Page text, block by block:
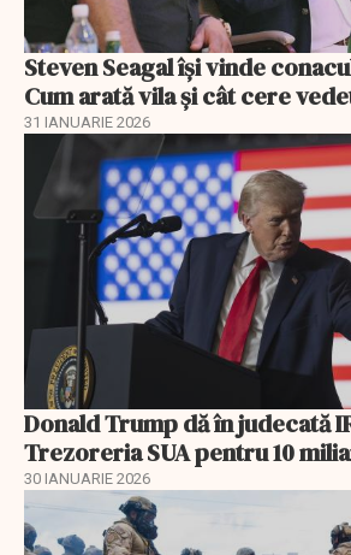
Steven Seagal își vinde
Cum arată vila și cât cere
31 IANUARIE 2026
Donald Trump dă în judecată
Trezoreria SUA pentru 10
30 IANUARIE 2026